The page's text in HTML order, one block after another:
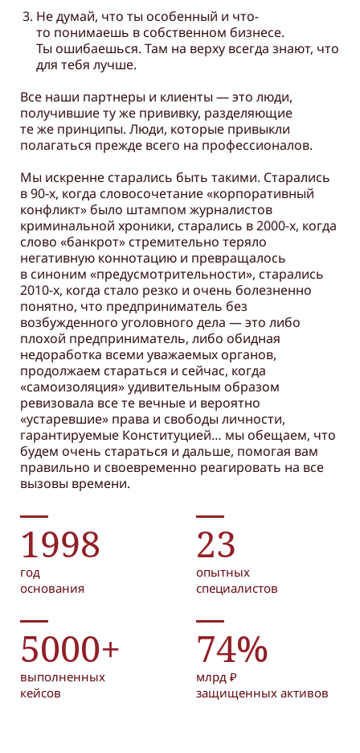
Не думай, что ты особенный и что-
то понимаешь в собственном бизнесе.
Ты ошибаешься. Там на верху всегда знают, что
для тебя лучше.
Все наши партнеры и клиенты — это люди,
получившие ту же прививку, разделяющие
те же принципы. Люди, которые привыкли
полагаться прежде всего на профессионалов.
Мы искренне старались быть такими. Старались
в 90-х, когда словосочетание «корпоративный
конфликт» было штампом журналистов
криминальной хроники, старались в 2000-х, когда
слово «банкрот» стремительно теряло
негативную коннотацию и превращалось
в синоним «предусмотрительности», старались
2010-х, когда стало резко и очень болезненно
понятно, что предприниматель без
возбужденного уголовного дела — это либо
плохой предприниматель, либо обидная
недоработка всеми уважаемых органов,
продолжаем стараться и сейчас, когда
«самоизоляция» удивительным образом
ревизовала все те вечные и вероятно
«устаревшие» права и свободы личности,
гарантируемые Конституцией… мы обещаем, что
будем очень стараться и дальше, помогая вам
правильно и своевременно реагировать на все
вызовы времени.
1998
год
основания
23
опытных
специалистов
5000+
выполненных
кейсов
74%
млрд ₽
защищенных активов